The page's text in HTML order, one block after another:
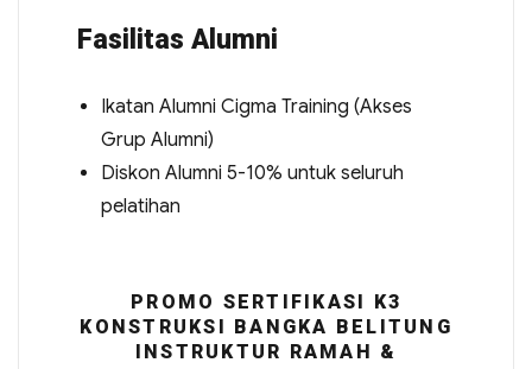
Fasilitas Alumni
Ikatan Alumni Cigma Training (Akses
Grup Alumni)
Diskon Alumni 5-10% untuk seluruh
pelatihan
PROMO SERTIFIKASI K3
KONSTRUKSI BANGKA BELITUNG
INSTRUKTUR RAMAH &